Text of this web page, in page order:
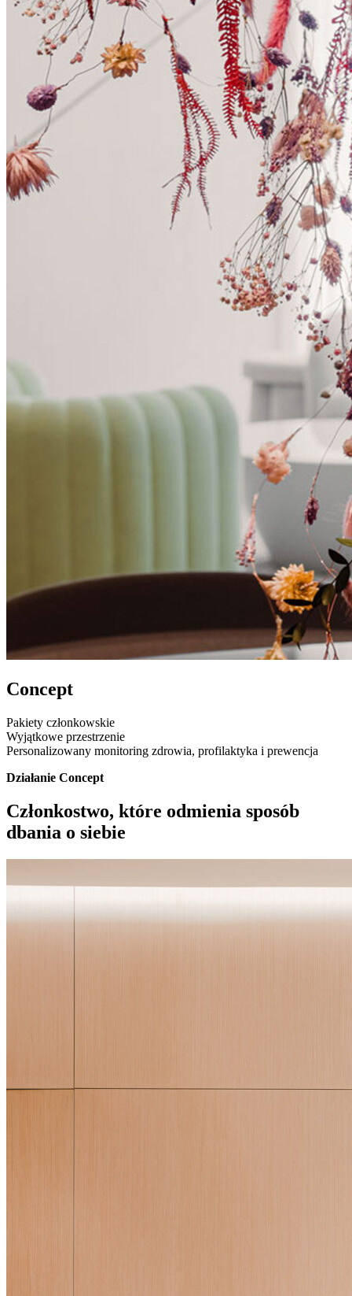
Concept
Pakiety członkowskie
Wyjątkowe przestrzenie
Personalizowany monitoring zdrowia, profilaktyka i prewencja
Działanie Concept
Członkostwo, które odmienia sposób
dbania o siebie